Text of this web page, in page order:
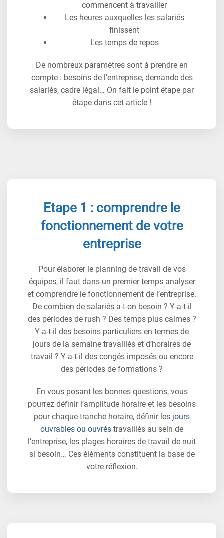
commencent à travailler
Les heures auxquelles les salariés
finissent
Les temps de repos
De nombreux paramètres sont à prendre en
compte : besoins de l’entreprise, demande des
salariés, cadre légal… On fait le point étape par
étape dans cet article !
Etape 1 : comprendre le
fonctionnement de votre
entreprise
Pour élaborer le planning de travail de vos
équipes, il faut dans un premier temps analyser
et comprendre le fonctionnement de l’entreprise.
De combien de salariés a-t-on besoin ? Y-a-t-il
des périodes de rush ? Des temps plus calmes ?
Y-a-t-il des besoins particuliers en termes de
jours de la semaine travaillés et d’horaires de
travail ? Y-a-t-il des congés imposés ou encore
des périodes de formations ?
En vous posant les bonnes questions, vous
pourrez définir l’amplitude horaire et les besoins
pour chaque tranche horaire, définir les jours
ouvrables ou ouvrés travaillés au sein de
l’entreprise, les plages horaires de travail de nuit
si besoin… Ces éléments constituent la base de
votre réflexion.